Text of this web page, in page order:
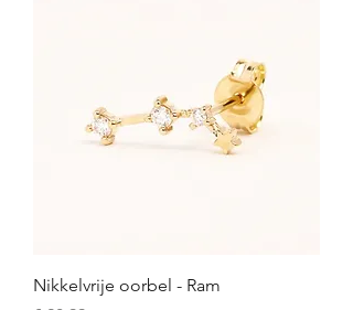
Nikkelvrije oorbel - Ram